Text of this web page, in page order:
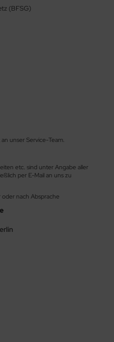
(BFSG)
unser Service-Team.
etc. sind unter Angabe aller
per E-Mail an uns zu
nach Absprache